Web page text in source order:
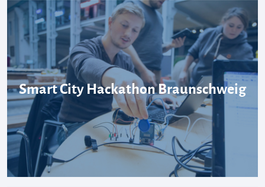
Smart City Hackathon Braunschweig